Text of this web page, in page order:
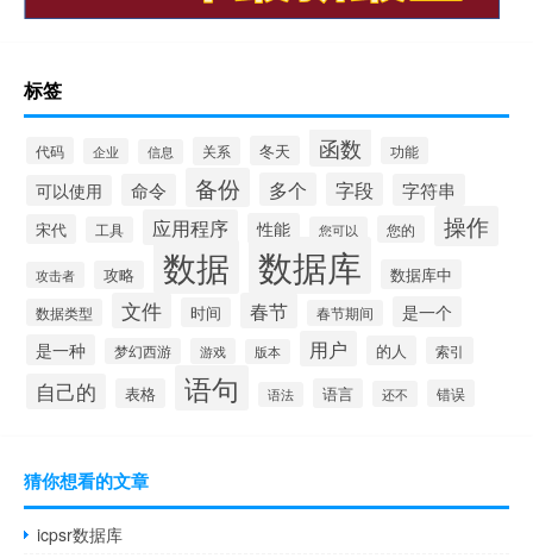
标签
代码 企业 信息 关系 冬天 函数 功能
可以使用 命令 备份 多个 字段 字符串
宋代 工具 应用程序 性能 您可以 您的 操作
攻击者 攻略 数据 数据库 数据库中
数据类型 文件 时间 春节 春节期间
是一个
是一种
梦幻西游 游戏 版本 用户 的人 索引
自己的 表格 语句 语法 语言 还不 错误
猜你想看的文章
icpsr数据库